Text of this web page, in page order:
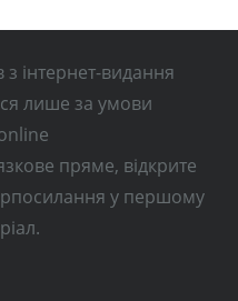
інтернет-видання
лише за умови
пряме, відкрите
у першому